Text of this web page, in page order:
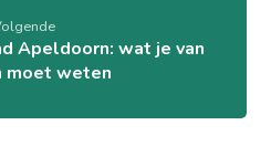
Apeldoorn: wat je van
moet weten